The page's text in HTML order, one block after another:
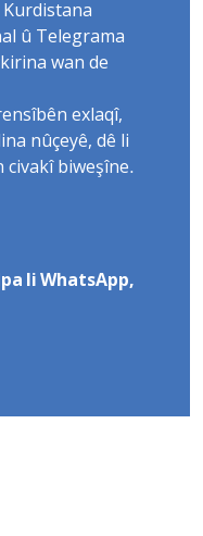
û Telegrama
wan de
exlaqî,
nûçeyê, dê li
civakî biweşîne.
li WhatsApp,